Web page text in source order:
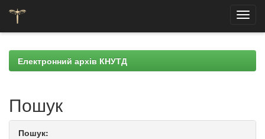
navigationЕлектронний архів КНУТД
Пошук
Пошук: